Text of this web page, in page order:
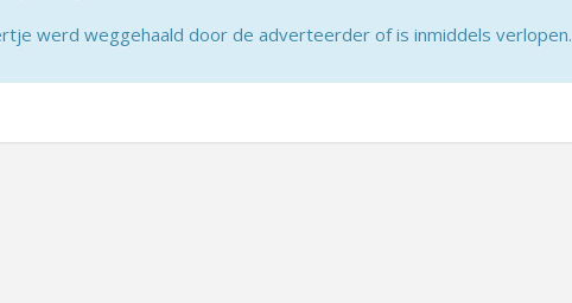
werd weggehaald door de adverteerder of is inmiddels verlopen.